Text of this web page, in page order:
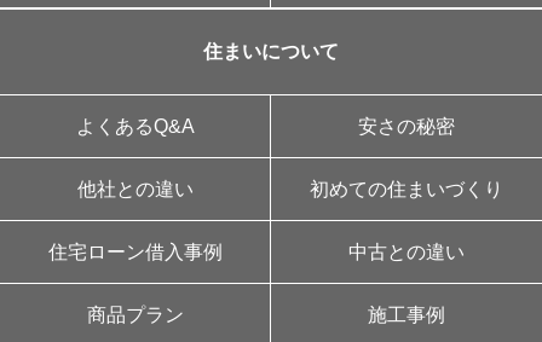
住まいについて
よくあるQ&A 安さの秘密
他社との違い 初めての住まいづくり
住宅ローン借入事例 中古との違い
商品プラン 施工事例